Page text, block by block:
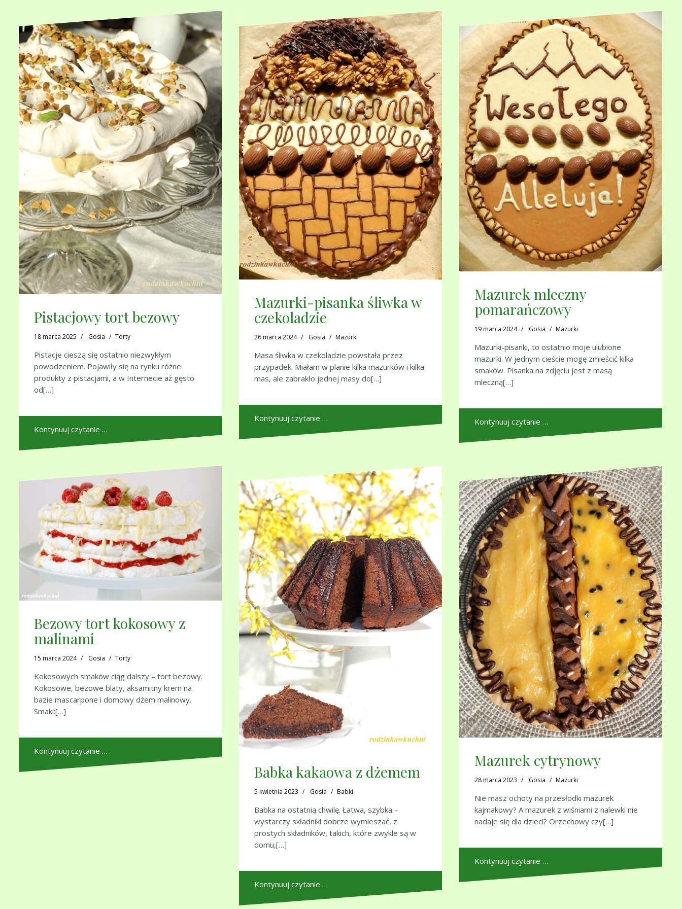
Pistacjowy tort bezowy
18 marca 2025 Gosia Torty
Pistacje cieszą się ostatnio niezwykłym
powodzeniem. Pojawiły się na rynku różne
produkty z pistacjami, a w Internecie aż gęsto
od[…]
Kontynuuj czytanie …
Mazurki-pisanka śliwka w
czekoladzie
26 marca 2024 Gosia Mazurki
Masa śliwka w czekoladzie powstała przez
przypadek. Miałam w planie kilka mazurków i kilka
mas, ale zabrakło jednej masy do[…]
Kontynuuj czytanie …
Mazurek mleczny
pomarańczowy
19 marca 2024 Gosia Mazurki
Mazurki-pisanki, to ostatnio moje ulubione
mazurki. W jednym cieście mogę zmieścić kilka
smaków. Pisanka na zdjęciu jest z masą
mleczną[…]
Kontynuuj czytanie …
Bezowy tort kokosowy z
malinami
15 marca 2024 Gosia Torty
Kokosowych smaków ciąg dalszy – tort bezowy.
Kokosowe, bezowe blaty, aksamitny krem na
bazie mascarpone i domowy dżem malinowy.
Smaki:[…]
Kontynuuj czytanie …
Babka kakaowa z dżemem
5 kwietnia 2023 Gosia Babki
Babka na ostatnią chwilę. Łatwa, szybka –
wystarczy składniki dobrze wymieszać, z
prostych składników, takich, które zwykle są w
domu,[…]
Kontynuuj czytanie …
Mazurek cytrynowy
28 marca 2023 Gosia Mazurki
Nie masz ochoty na przesłodki mazurek
kajmakowy? A mazurek z wiśniami z nalewki nie
nadaje się dla dzieci? Orzechowy czy[…]
Kontynuuj czytanie …